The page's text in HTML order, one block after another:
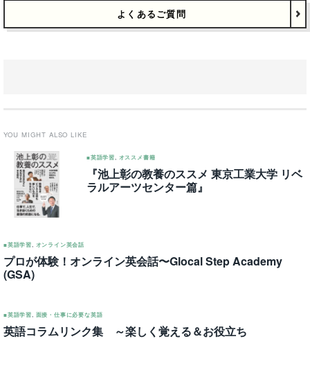
よくあるご質問
YOU MIGHT ALSO LIKE
■英語学習 オススメ書籍
『池上彰の教養のススメ 東京工業大学 リベ
ラルアーツセンター篇』
■英語学習 オンライン英会話
プロが体験！オンライン英会話〜Glocal Step Academy
(GSA)
■英語学習 面接・仕事に必要な英語
英語コラムリンク集 ～楽しく覚える＆お役立ち